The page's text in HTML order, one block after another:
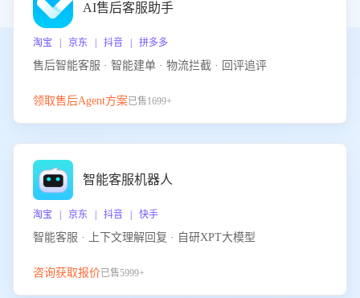
AI售后客服助手
淘宝 | 京东 | 抖音 | 拼多多
售后智能客服 · 智能建单 · 物流拦截 · 回评追评
领取售后Agent方案已售1699+
智能客服机器人
淘宝 | 京东 | 抖音 | 快手
智能客服 · 上下文理解回复 · 自研XPT大模型
咨询获取报价已售5999+